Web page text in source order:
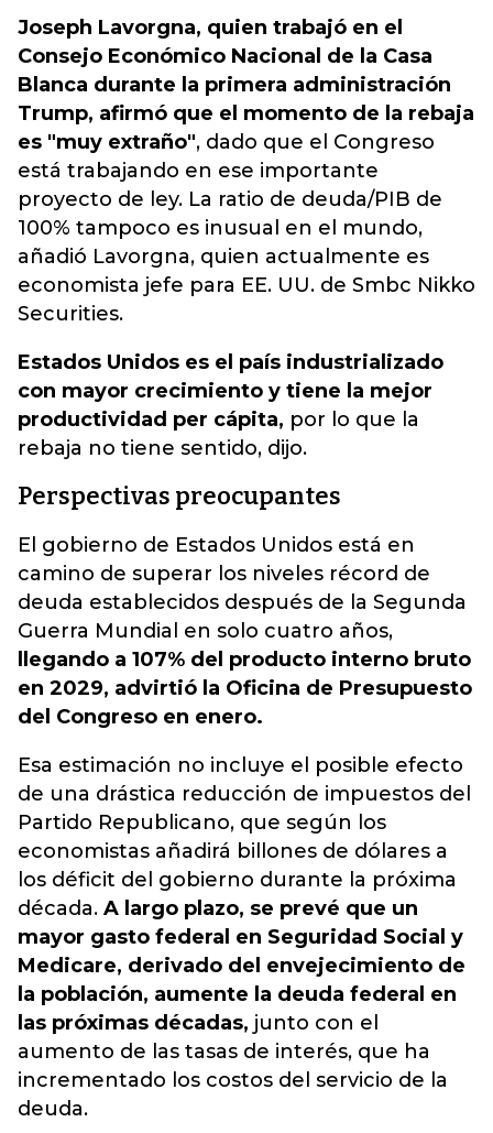
Joseph Lavorgna, quien trabajó en el
Consejo Económico Nacional de la Casa
Blanca durante la primera administración
Trump, afirmó que el momento de la rebaja
es "muy extraño", dado que el Congreso
está trabajando en ese importante
proyecto de ley. La ratio de deuda/PIB de
100% tampoco es inusual en el mundo,
añadió Lavorgna, quien actualmente es
economista jefe para EE. UU. de Smbc Nikko
Securities.
Estados Unidos es el país industrializado
con mayor crecimiento y tiene la mejor
productividad per cápita, por lo que la
rebaja no tiene sentido, dijo.
Perspectivas preocupantes
El gobierno de Estados Unidos está en
camino de superar los niveles récord de
deuda establecidos después de la Segunda
Guerra Mundial en solo cuatro años,
llegando a 107% del producto interno bruto
en 2029, advirtió la Oficina de Presupuesto
del Congreso en enero.
Esa estimación no incluye el posible efecto
de una drástica reducción de impuestos del
Partido Republicano, que según los
economistas añadirá billones de dólares a
los déficit del gobierno durante la próxima
década. A largo plazo, se prevé que un
mayor gasto federal en Seguridad Social y
Medicare, derivado del envejecimiento de
la población, aumente la deuda federal en
las próximas décadas, junto con el
aumento de las tasas de interés, que ha
incrementado los costos del servicio de la
deuda.